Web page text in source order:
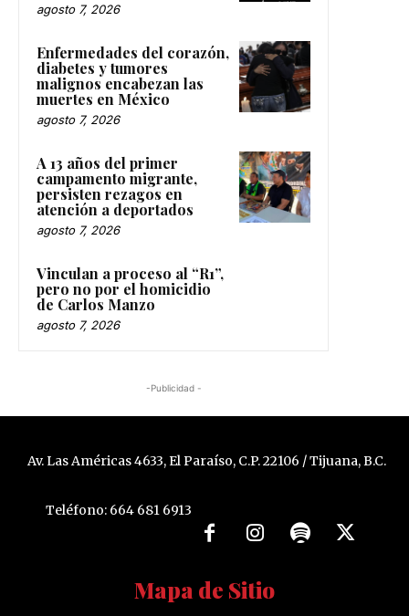
agosto 7, 2026
Enfermedades del corazón,
diabetes y tumores
malignos encabezan las
muertes en México
agosto 7, 2026
A 13 años del primer
campamento migrante,
persisten rezagos en
atención a deportados
agosto 7, 2026
Vinculan a proceso al “R1”,
pero no por el homicidio
de Carlos Manzo
agosto 7, 2026
-Publicidad -
Av. Las Américas 4633, El Paraíso, C.P. 22106 / Tijuana, B.C.
Teléfono: 664 681 6913
Mapa de Sitio